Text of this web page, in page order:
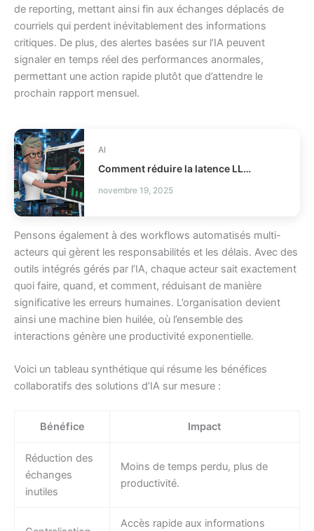
de reporting, mettant ainsi fin aux échanges déplacés de
courriels qui perdent inévitablement des informations
critiques. De plus, des alertes basées sur l’IA peuvent
signaler en temps réel des performances anormales,
permettant une action rapide plutôt que d’attendre le
prochain rapport mensuel.
AI
Comment réduire la latence LLM et les coûts en production ?
novembre 19, 2025
Pensons également à des workflows automatisés multi-
acteurs qui gèrent les responsabilités et les délais. Avec des
outils intégrés gérés par l’IA, chaque acteur sait exactement
quoi faire, quand, et comment, réduisant de manière
significative les erreurs humaines. L’organisation devient
ainsi une machine bien huilée, où l’ensemble des
interactions génère une productivité exponentielle.
Voici un tableau synthétique qui résume les bénéfices
collaboratifs des solutions d’IA sur mesure :
Bénéfice Impact
Réduction des
échanges
inutiles
Moins de temps perdu, plus de
productivité.
Accès rapide aux informations